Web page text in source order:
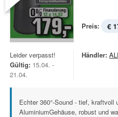
Preis: €
Leider verpasst!
Gültig: 15.04. -
21.04.
Händler:
Echter 360°-Sound - tief, kraftvoll
AluminiumGehäuse, robust und